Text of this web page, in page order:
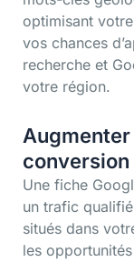
optimisant
vos chances
recherche et
votre région.
conversion
Une fiche
un trafic
situés dans
les